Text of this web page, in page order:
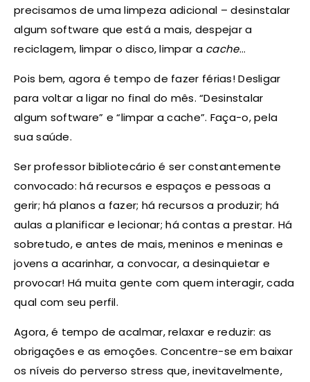
precisamos de uma limpeza adicional – desinstalar
algum software que está a mais, despejar a
reciclagem, limpar o disco, limpar a cache…
Pois bem, agora é tempo de fazer férias! Desligar
para voltar a ligar no final do mês. “Desinstalar
algum software” e “limpar a cache”. Faça-o, pela
sua saúde.
Ser professor bibliotecário é ser constantemente
convocado: há recursos e espaços e pessoas a
gerir; há planos a fazer; há recursos a produzir; há
aulas a planificar e lecionar; há contas a prestar. Há
sobretudo, e antes de mais, meninos e meninas e
jovens a acarinhar, a convocar, a desinquietar e
provocar! Há muita gente com quem interagir, cada
qual com seu perfil.
Agora, é tempo de acalmar, relaxar e reduzir: as
obrigações e as emoções. Concentre-se em baixar
os níveis do perverso stress que, inevitavelmente,